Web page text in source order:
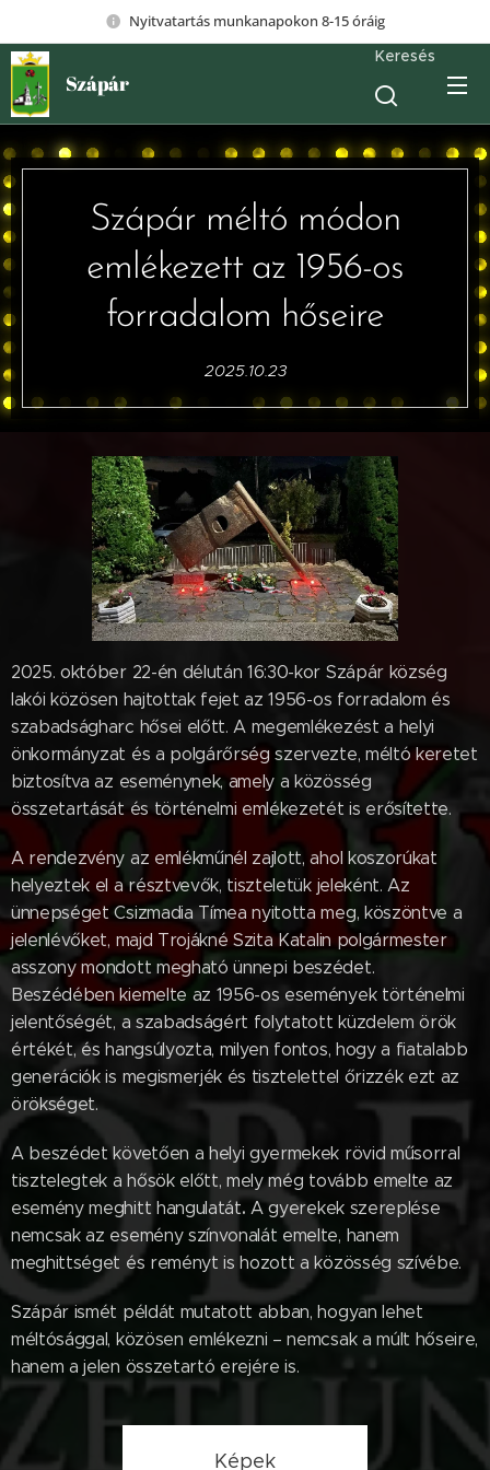
Nyitvatartás munkanapokon 8-15 óráig
Szápár
Keresés
Szápár méltó módon
emlékezett az 1956-os
forradalom hőseire
2025.10.23
2025. október 22-én délután 16:30-kor Szápár község
lakói közösen hajtottak fejet az 1956-os forradalom és
szabadságharc hősei előtt. A megemlékezést a helyi
önkormányzat és a polgárőrség szervezte, méltó keretet
biztosítva az eseménynek, amely a közösség
összetartását és történelmi emlékezetét is erősítette.
A rendezvény az emlékműnél zajlott, ahol koszorúkat
helyeztek el a résztvevők, tiszteletük jeleként. Az
ünnepséget Csizmadia Tímea nyitotta meg, köszöntve a
jelenlévőket, majd Trojákné Szita Katalin polgármester
asszony mondott megható ünnepi beszédet.
Beszédében kiemelte az 1956-os események történelmi
jelentőségét, a szabadságért folytatott küzdelem örök
értékét, és hangsúlyozta, milyen fontos, hogy a fiatalabb
generációk is megismerjék és tisztelettel őrizzék ezt az
örökséget.
A beszédet követően a helyi gyermekek rövid műsorral
tisztelegtek a hősök előtt, mely még tovább emelte az
esemény meghitt hangulatát.A gyerekek szereplése
nemcsak az esemény színvonalát emelte, hanem
meghittséget és reményt is hozott a közösség szívébe.
Szápár ismét példát mutatott abban, hogyan lehet
méltósággal, közösen emlékezni – nemcsak a múlt hőseire,
hanem a jelen összetartó erejére is.
Képek